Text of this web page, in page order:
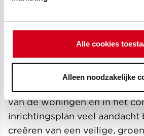
Alle cookies
Alleen noodzakelijke
De krapte op de
uitbreidingsplannen in een
woningtypes, om de
Leusden zoveel mogelijk te
van Liz is daar een goed
hebben uitgebreid gekeken
van de woningen én in het
inrichtingsplan veel aandacht
creëren van een veilige,